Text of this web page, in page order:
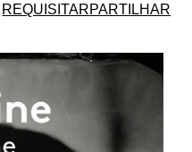
REQUISITARPARTILHAR